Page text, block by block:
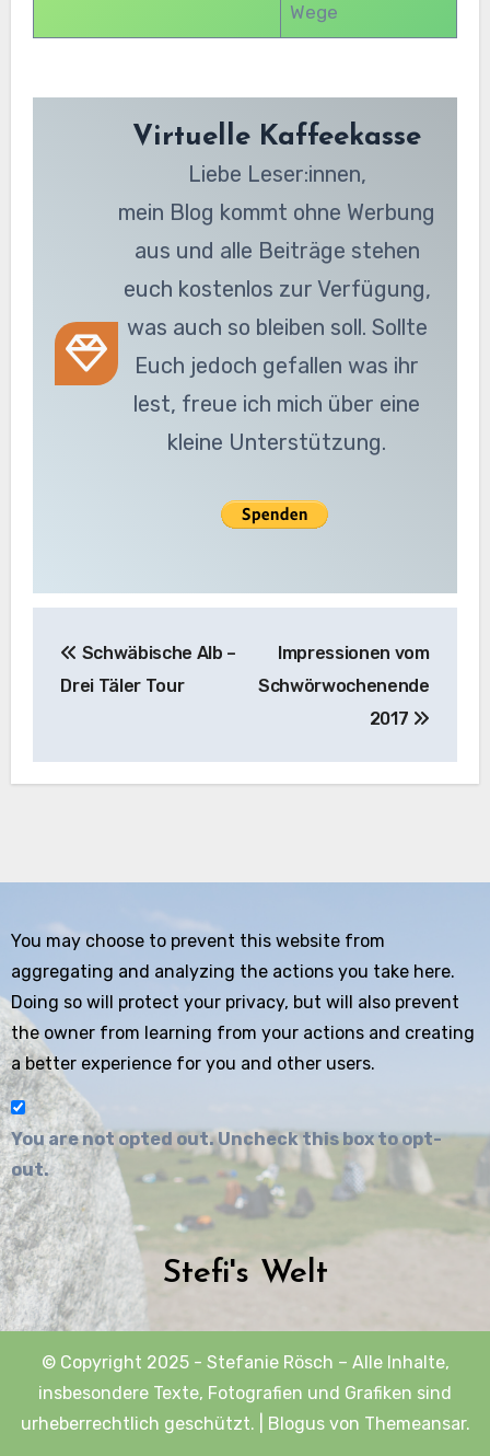
Wege
Virtuelle Kaffeekasse
Liebe Leser:innen,
mein Blog kommt ohne Werbung
aus und alle Beiträge stehen
euch kostenlos zur Verfügung,
was auch so bleiben soll. Sollte
Euch jedoch gefallen was ihr
lest, freue ich mich über eine
kleine Unterstützung.
Schwäbische Alb –
Drei Täler Tour
Impressionen vom
Schwörwochenende
2017
You may choose to prevent this website from
aggregating and analyzing the actions you take here.
Doing so will protect your privacy, but will also prevent
the owner from learning from your actions and creating
a better experience for you and other users.
You are not opted out. Uncheck this box to opt-
out.
Stefi's Welt
© Copyright 2025 - Stefanie Rösch – Alle Inhalte,
insbesondere Texte, Fotografien und Grafiken sind
urheberrechtlich geschützt.
Blogusvon Themeansar.